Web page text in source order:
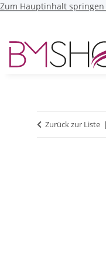
Zum Hauptinhalt springen
Zurück zur Liste